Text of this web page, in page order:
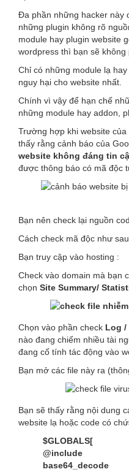
Đa phần những hacker này
những plugin không rõ
module hay plugin website
wordpress thì bạn sẽ không
Chỉ có những module lạ
nguy hại cho website nhất.
Chính vì vậy để hạn chế
những module hay addon,
Trường hợp khi website
thấy rằng cảnh báo của
website không đáng tin
được thông báo có mã độc
Bạn nên check lại nguồn
Cách check mã độc như
Bạn truy cập vào hosting :
Check vào domain mà bạn
chọn Site Summary/
Chọn vào phần check Log
nào đang chiếm nhiều tài
đang cố tính tác động vào
Bạn mở các file này ra
Bạn sẽ thấy rằng nội dung
website lạ hoặc code có
$GLOBALS[
@include
base64_decode